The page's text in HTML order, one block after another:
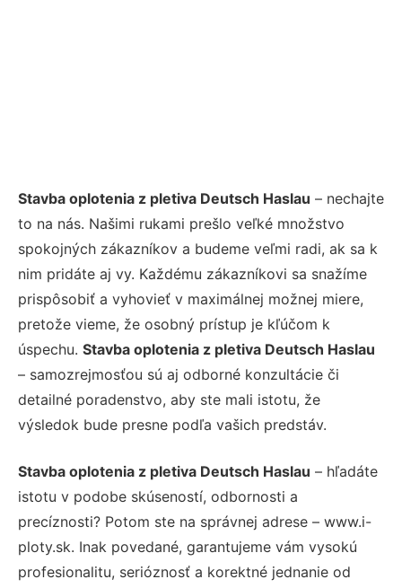
Stavba oplotenia z pletiva Deutsch Haslau – nechajte
to na nás. Našimi rukami prešlo veľké množstvo
spokojných zákazníkov a budeme veľmi radi, ak sa k
nim pridáte aj vy. Každému zákazníkovi sa snažíme
prispôsobiť a vyhovieť v maximálnej možnej miere,
pretože vieme, že osobný prístup je kľúčom k
úspechu. Stavba oplotenia z pletiva Deutsch Haslau
– samozrejmosťou sú aj odborné konzultácie či
detailné poradenstvo, aby ste mali istotu, že
výsledok bude presne podľa vašich predstáv.
Stavba oplotenia z pletiva Deutsch Haslau – hľadáte
istotu v podobe skúseností, odbornosti a
precíznosti? Potom ste na správnej adrese – www.i-
ploty.sk. Inak povedané, garantujeme vám vysokú
profesionalitu, serióznosť a korektné jednanie od